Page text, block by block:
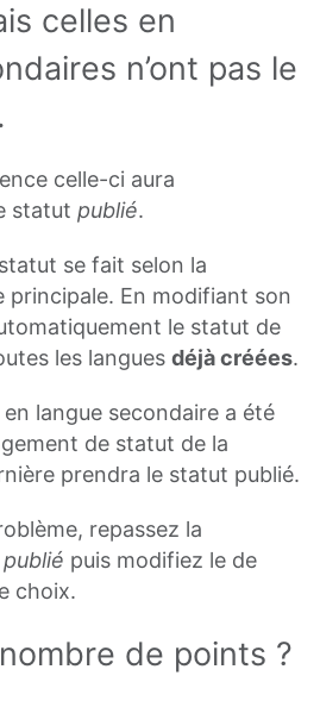
celles en
n’ont pas le
celle-ci aura
statut publié.
se fait selon la
principale. En modifiant son
le statut de
les langues déjà créées.
langue secondaire a été
de statut de la
prendra le statut publié.
repassez la
publié puis modifiez le de
choix.
de points ?